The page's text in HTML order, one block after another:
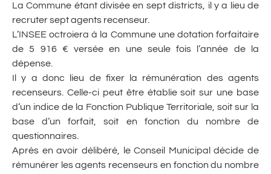
La Commune étant divisée en sept districts, il y a lieu de
recruter sept agents recenseur.
L’INSEE octroiera à la Commune une dotation forfaitaire
de 5 916 € versée en une seule fois l’année de la
dépense.
Il y a donc lieu de fixer la rémunération des agents
recenseurs. Celle-ci peut être établie soit sur une base
d’un indice de la Fonction Publique Territoriale, soit sur la
base d’un forfait, soit en fonction du nombre de
questionnaires.
Après en avoir délibéré, le Conseil Municipal décide de
rémunérer les agents recenseurs en fonction du nombre